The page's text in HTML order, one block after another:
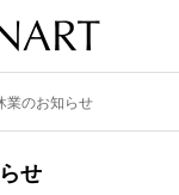
業のお知らせ
せ